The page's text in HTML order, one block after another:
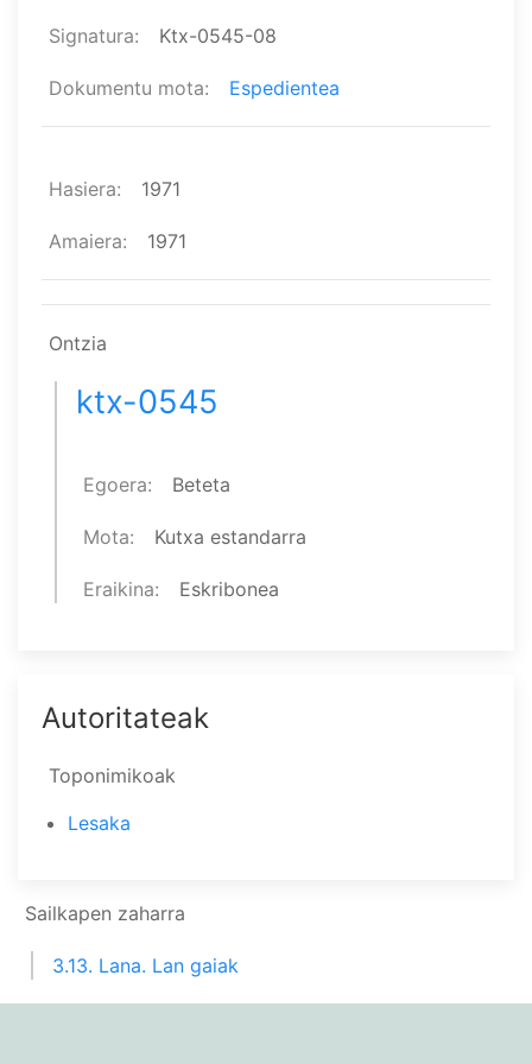
Signatura Ktx-0545-08
Dokumentu mota Espedientea
Hasiera 1971
Amaiera 1971
Ontzia
ktx-0545
Egoera Beteta
Mota Kutxa estandarra
Eraikina Eskribonea
Autoritateak
Toponimikoak
Lesaka
Sailkapen zaharra
3.13. Lana. Lan gaiak